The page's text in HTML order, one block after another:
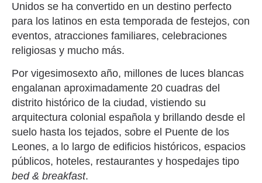
Unidos se ha convertido en un destino perfecto
para los latinos en esta temporada de festejos, con
eventos, atracciones familiares, celebraciones
religiosas y mucho más.
Por vigesimosexto año, millones de luces blancas
engalanan aproximadamente 20 cuadras del
distrito histórico de la ciudad, vistiendo su
arquitectura colonial española y brillando desde el
suelo hasta los tejados, sobre el Puente de los
Leones, a lo largo de edificios históricos, espacios
públicos, hoteles, restaurantes y hospedajes tipo
bed & breakfast.